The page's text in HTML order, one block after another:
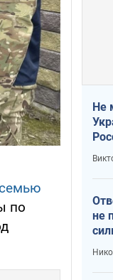
по
Не
не